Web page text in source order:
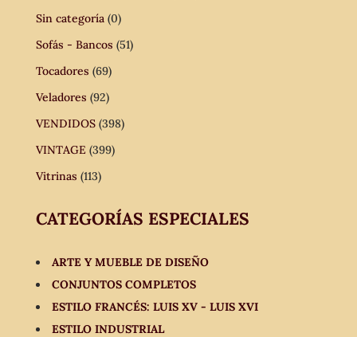
Sin categoría (0)
Sofás - Bancos (51)
Tocadores (69)
Veladores (92)
VENDIDOS (398)
VINTAGE (399)
Vitrinas (113)
CATEGORÍAS ESPECIALES
ARTE Y MUEBLE DE DISEÑO
CONJUNTOS COMPLETOS
ESTILO FRANCÉS: LUIS XV - LUIS XVI
ESTILO INDUSTRIAL